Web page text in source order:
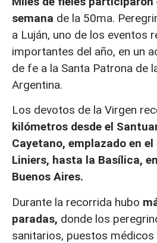
semana de la 50ma.
a Luján, uno de los eventos
importantes del año, en un
de fe a la Santa Patrona de
Argentina.
Los devotos de la Virgen
kilómetros desde el
Cayetano, emplazado en
Liniers, hasta la Basílica,
Buenos Aires.
Durante la recorrida hubo
paradas, donde los
sanitarios, puestos médicos